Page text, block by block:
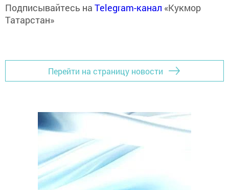
Подписывайтесь на Telegram-канал «Кукмор
Татарстан»
Перейти на страницу новости